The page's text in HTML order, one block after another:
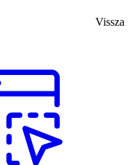
Vissza